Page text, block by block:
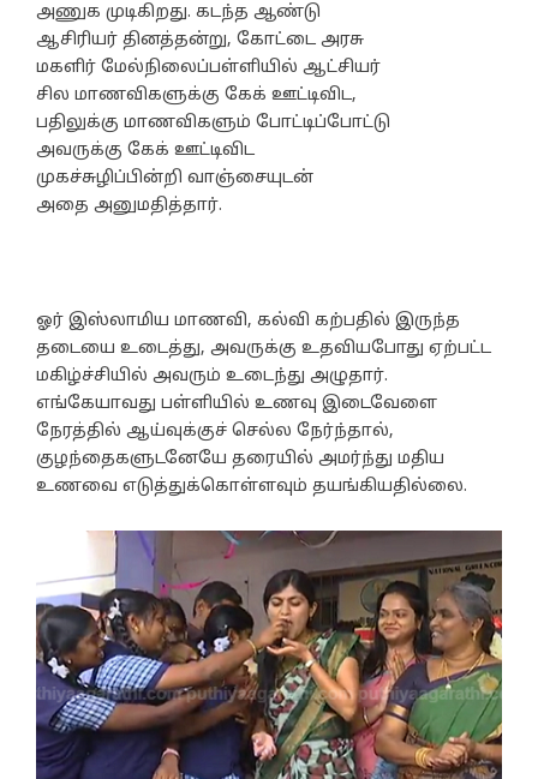
அணுக முடிகிறது. கடந்த ஆண்டு
ஆசிரியர் தினத்தன்று, கோட்டை அரசு
மகளிர் மேல்நிலைப்பள்ளியில் ஆட்சியர்
சில மாணவிகளுக்கு கேக் ஊட்டிவிட,
பதிலுக்கு மாணவிகளும் போட்டிப்போட்டு
அவருக்கு கேக் ஊட்டிவிட
முகச்சுழிப்பின்றி வாஞ்சையுடன்
அதை அனுமதித்தார்.
ஓர் இஸ்லாமிய மாணவி, கல்வி கற்பதில் இருந்த
தடையை உடைத்து, அவருக்கு உதவியபோது ஏற்பட்ட
மகிழ்ச்சியில் அவரும் உடைந்து அழுதார்.
எங்கேயாவது பள்ளியில் உணவு இடைவேளை
நேரத்தில் ஆய்வுக்குச் செல்ல நேர்ந்தால்,
குழந்தைகளுடனேயே தரையில் அமர்ந்து மதிய
உணவை எடுத்துக்கொள்ளவும் தயங்கியதில்லை.